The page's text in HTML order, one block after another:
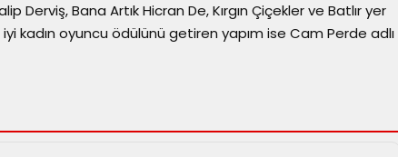
Derviş, Bana Artık Hicran De, Kırgın Çiçekler ve Batlır yer
kadın oyuncu ödülünü getiren yapım ise Cam Perde adlı